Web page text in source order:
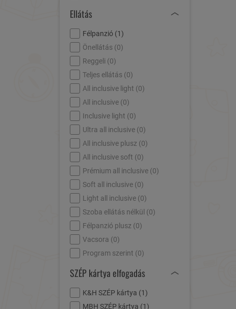
Ellátás
Félpanzió (1)
Önellátás (0)
Reggeli (0)
Teljes ellátás (0)
All inclusive light (0)
All inclusive (0)
Inclusive light (0)
Ultra all inclusive (0)
All inclusive plusz (0)
All inclusive soft (0)
Prémium all inclusive (0)
Soft all inclusive (0)
Light all inclusive (0)
Szoba ellátás nélkül (0)
Félpanzió plusz (0)
Vacsora (0)
Program szerint (0)
SZÉP kártya elfogadás
K&H SZÉP kártya (1)
MBH SZÉP kártya (1)